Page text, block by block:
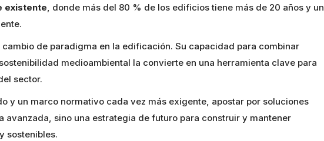
existente , donde más del 80 % de los edificios tiene más de 20 años y un
de paradigma en la edificación. Su capacidad para combinar
medioambiental la convierte en una herramienta clave para
sector.
y un marco normativo cada vez más exigente, apostar por soluciones
avanzada, sino una estrategia de futuro para construir y mantener
sostenibles.